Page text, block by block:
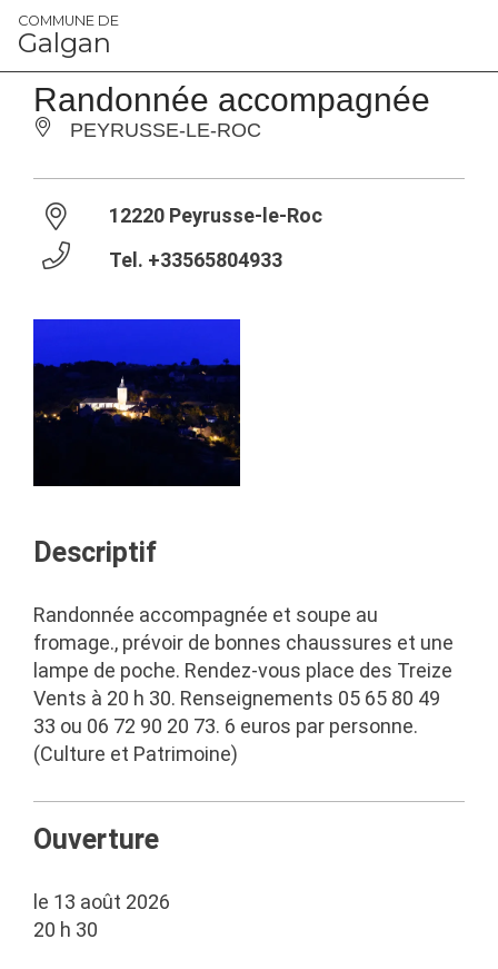
Panneau de gestion des cookies
COMMUNE DE
Galgan
Randonnée accompagnée
PEYRUSSE-LE-ROC
12220 Peyrusse-le-Roc
Tel. +33565804933
Descriptif
Randonnée accompagnée et soupe au
fromage., prévoir de bonnes chaussures et une
lampe de poche. Rendez-vous place des Treize
Vents à 20 h 30. Renseignements 05 65 80 49
33 ou 06 72 90 20 73. 6 euros par personne.
(Culture et Patrimoine)
Ouverture
le 13 août 2026
20 h 30